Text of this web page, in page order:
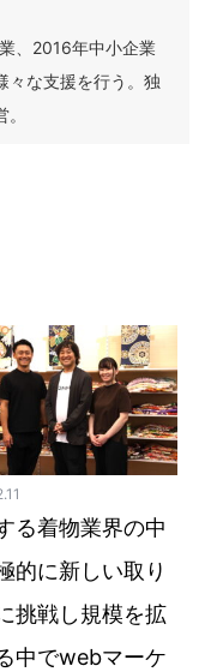
、2016年中小企業
々な支援を行う。独
る着物業界の中
的に新しい取り
挑戦し規模を拡
中でwebマーケ